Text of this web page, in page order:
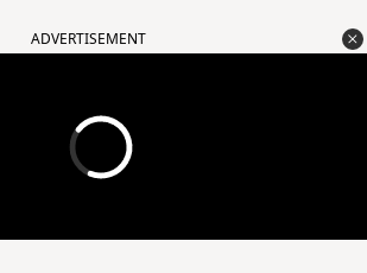
ADVERTISEMENT